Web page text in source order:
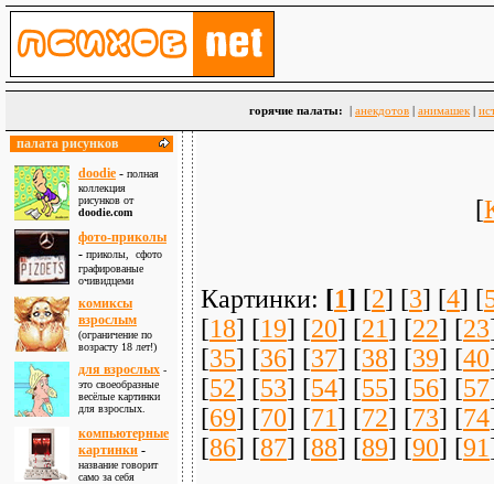
горячие палаты: | анекдотов | анимашек |
палата рисунков
doodie - полная
коллекция
рисунков от
doodie.com
фото-приколы
- приколы, сфото
графированые
очивидцеми
комиксы
взрослым
(ограничение по
возрасту 18 лет!)
для взрослыx -
это своеобразные
весёлые картинки
для взрослых.
компьютерные
картинки -
название говорит
само за себя
[
Картинки: [1] [2] [3] [4] [
[18] [19] [20] [21] [22] [23
[35] [36] [37] [38] [39] [40
[52] [53] [54] [55] [56] [57
[69] [70] [71] [72] [73] [74
[86] [87] [88] [89] [90] [91